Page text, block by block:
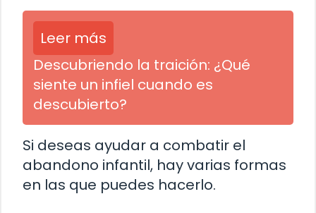
Leer más
Descubriendo la traición: ¿Qué
siente un infiel cuando es
descubierto?
Si deseas ayudar a combatir el
abandono infantil, hay varias formas
en las que puedes hacerlo.